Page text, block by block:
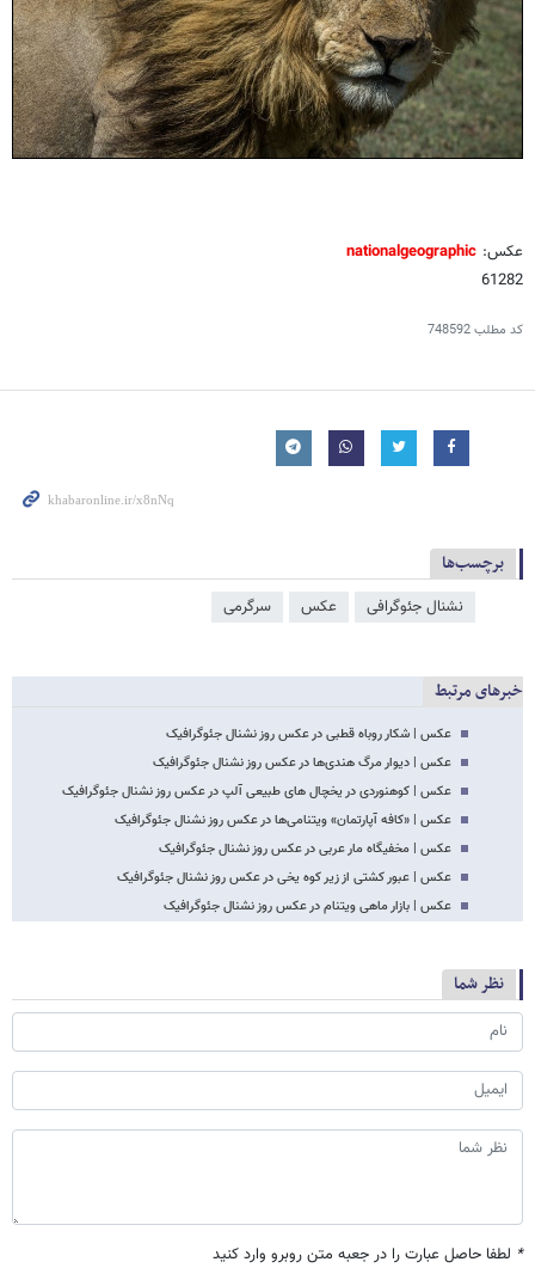
عکس: nationalgeographic
61282
کد مطلب748592
برچسب‌ها
نشنال جئوگرافی عکس سرگرمی
خبرهای مرتبط
عکس | شکار روباه قطبی در عکس روز نشنال جئوگرافیک
عکس | دیوار مرگ هندی‌ها در عکس روز نشنال جئوگرافیک
عکس | کوهنوردی در یخچال های طبیعی آلپ در عکس روز نشنال جئوگرافیک
عکس | «کافه آپارتمان» ویتنامی‌ها در عکس روز نشنال جئوگرافیک
عکس | مخفیگاه مار عربی در عکس روز نشنال جئوگرافیک
عکس | عبور کشتی از زیر کوه یخی در عکس روز نشنال جئوگرافیک
عکس | بازار ماهی ویتنام در عکس روز نشنال جئوگرافیک
نظر شما
* لطفا حاصل عبارت را در جعبه متن روبرو وارد کنید